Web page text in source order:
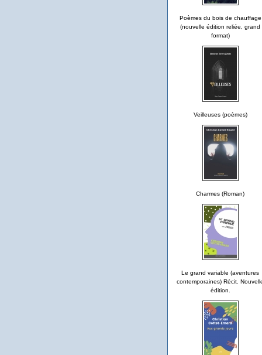
Poèmes du bois de chauffage
(nouvelle édition reliée, grand
format)
Veilleuses (poèmes)
Charmes (Roman)
Le grand variable (aventures
contemporaines) Récit.
édition.